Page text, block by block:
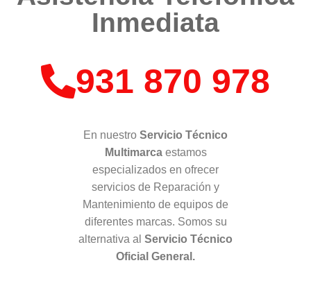
Inmediata
931 870 978
En nuestro Servicio Técnico
Multimarcaestamos
especializados en ofrecer
servicios de Reparación y
Mantenimiento de equipos de
diferentes marcas. Somos su
alternativa al Servicio Técnico
Oficial General.